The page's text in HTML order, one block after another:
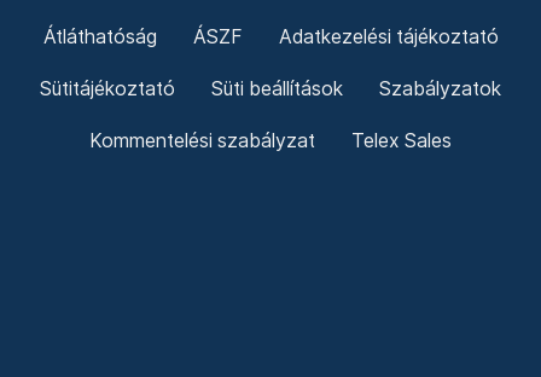
Átláthatóság ÁSZF Adatkezelési tájékoztató
Sütitájékoztató Süti beállítások Szabályzatok
Kommentelési szabályzat Telex Sales